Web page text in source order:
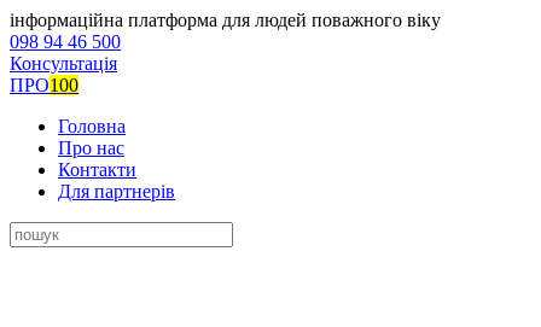
інформаційна платформа для людей поважного віку
098 94 46 500
Консультація
ПРО100
Головна
Про нас
Контакти
Для партнерів